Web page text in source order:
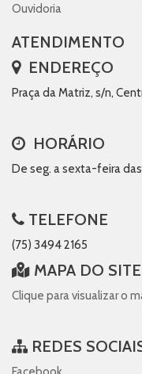
Ouvidoria
ATENDIMENTO
ENDEREÇO
Praça da Matriz, s/n,
HORÁRIO
De seg. a sexta-feira
TELEFONE
(75) 3494 2165
MAPA DO SITE
Clique para visualizar o
REDES